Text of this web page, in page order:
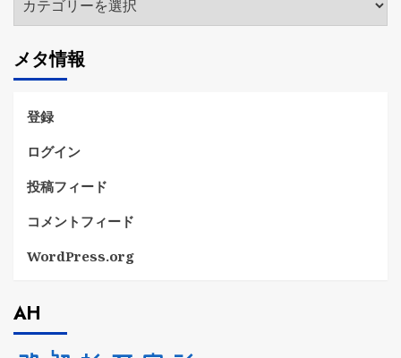
テ
リ
ー
メタ情報
登録
ログイン
投稿フィード
コメントフィード
WordPress.org
AH